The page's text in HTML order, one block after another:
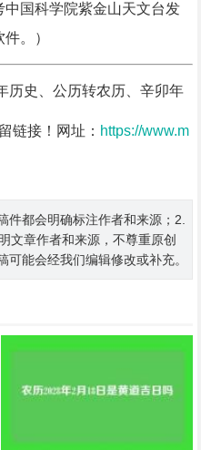
中国科学院紫金山天文台发
。）
历史、公历转农历、辛卯年
链接！网址： https://www.m
件都会明确标注作者和来源；2.
文章作者和来源，不尊重原创
能会经我们编辑修改或补充。